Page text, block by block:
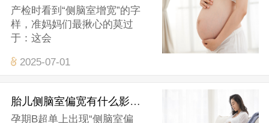
产检时看到“侧脑室增宽”的字
样，准妈妈们最揪心的莫过
于：这会
2025-07-01
胎儿侧脑室偏宽有什么影响？
孕期B超单上出现“侧脑室偏